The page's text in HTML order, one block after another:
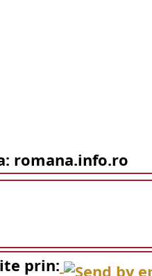
romana.info.ro
prin: